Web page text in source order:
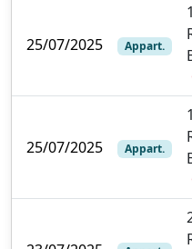
25/07/2025 Appart.
25/07/2025 Appart.